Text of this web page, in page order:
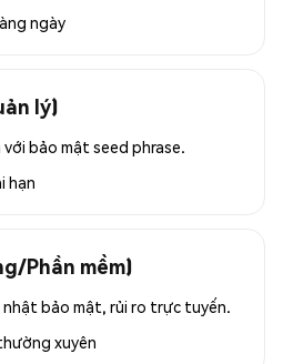
ngày
lý)
bảo mật seed phrase.
hạn
Phần mềm)
nhật bảo mật, rủi ro trực tuyến.
xuyên